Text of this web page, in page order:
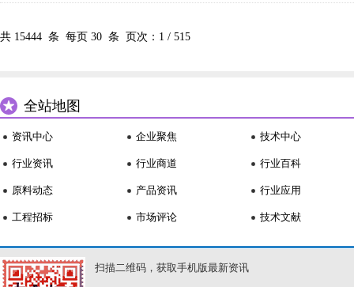
共 15444 条 每页 30 条 页次： 1 / 515
全站地图
资讯中心
行业资讯
原料动态
工程招标
企业聚焦
行业商道
产品资讯
市场评论
技术中心
行业百科
行业应用
技术文献
扫描二维码，获取手机版最新资讯